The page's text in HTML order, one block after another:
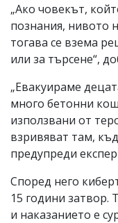
„Ако човекът,
познания, нивото
тогава се взема
или за търсене“,
„Евакуираме
много бетонни
използвани от
взривяват там,
предупреди
Според него
15 години затвор.
и наказанието е